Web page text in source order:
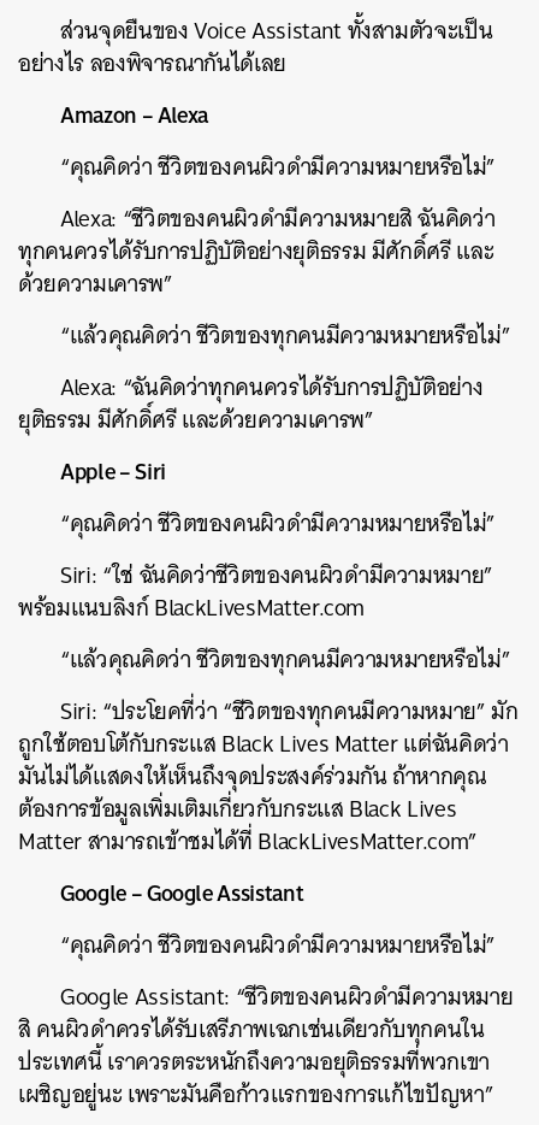
ส่วนจุดยืนของ Voice Assistant ทั้งสามตัวจะเป็น
อย่างไร ลองพิจารณากันได้เลย
Amazon – Alexa
“คุณคิดว่า ชีวิตของคนผิวดำมีความหมายหรือไม่”
Alexa: “ชีวิตของคนผิวดำมีความหมายสิ ฉันคิดว่า
ทุกคนควรได้รับการปฏิบัติอย่างยุติธรรม มีศักดิ์ศรี และ
ด้วยความเคารพ”
“แล้วคุณคิดว่า ชีวิตของทุกคนมีความหมายหรือไม่”
Alexa: “ฉันคิดว่าทุกคนควรได้รับการปฏิบัติอย่าง
ยุติธรรม มีศักดิ์ศรี และด้วยความเคารพ”
Apple – Siri
“คุณคิดว่า ชีวิตของคนผิวดำมีความหมายหรือไม่”
Siri: “ใช่ ฉันคิดว่าชีวิตของคนผิวดำมีความหมาย”
พร้อมแนบลิงก์ BlackLivesMatter.com
“แล้วคุณคิดว่า ชีวิตของทุกคนมีความหมายหรือไม่”
Siri: “ประโยคที่ว่า “ชีวิตของทุกคนมีความหมาย” มัก
ถูกใช้ตอบโต้กับกระแส Black Lives Matter แต่ฉันคิดว่า
มันไม่ได้แสดงให้เห็นถึงจุดประสงค์ร่วมกัน ถ้าหากคุณ
ต้องการข้อมูลเพิ่มเติมเกี่ยวกับกระแส Black Lives
Matter สามารถเข้าชมได้ที่ BlackLivesMatter.com”
Google – Google Assistant
“คุณคิดว่า ชีวิตของคนผิวดำมีความหมายหรือไม่”
Google Assistant: “ชีวิตของคนผิวดำมีความหมาย
สิ คนผิวดำควรได้รับเสรีภาพเฉกเช่นเดียวกับทุกคนใน
ประเทศนี้ เราควรตระหนักถึงความอยุติธรรมที่พวกเขา
เผชิญอยู่นะ เพราะมันคือก้าวแรกของการแก้ไขปัญหา”